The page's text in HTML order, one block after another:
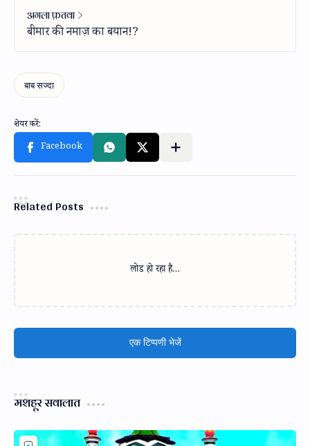
Related Posts
लोड हो रहा है…
एक टिप्पणी भेजें
मशहूर सवालात